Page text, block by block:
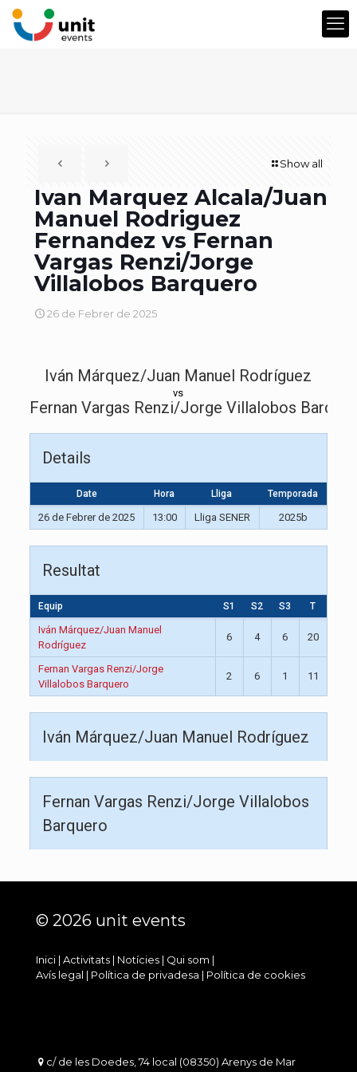
Show all
Ivan Marquez Alcala/Juan
Manuel Rodriguez
Fernandez vs Fernan
Vargas Renzi/Jorge
Villalobos Barquero
26 de Febrer de 2025
Iván Márquez/Juan Manuel Rodríguez
vs
Fernan Vargas Renzi/Jorge Villalobos
Details
Date Hora Lliga Temporada
26 de Febrer de 2025 13:00 Lliga SENER 2025b
Resultat
Equip S1 S2 S3 T
Iván Márquez/Juan Manuel
Rodríguez
6 4 6 20
Fernan Vargas Renzi/Jorge
Villalobos Barquero
2 6 1 11
Iván Márquez/Juan Manuel Rodríguez
Fernan Vargas Renzi/Jorge Villalobos
Barquero
© 2026 unit events
Inici | Activitats | Notícies | Qui som |
Avís legal | Política de privadesa | Política de cookies
c/ de les Doedes, 74 local (08350) Arenys de Mar